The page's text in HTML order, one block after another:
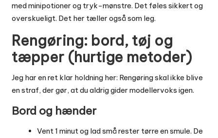
med minipotioner og tryk-mønstre. Det føles sikkert og
overskueligt. Det her tæller også som leg.
Rengøring: bord, tøj og
tæpper (hurtige metoder)
Jeg har en ret klar holdning her: Rengøring skal ikke blive
en straf, der gør, at du aldrig gider modellervoks igen.
Bord og hænder
Vent 1 minut og lad små rester tørre en smule. De